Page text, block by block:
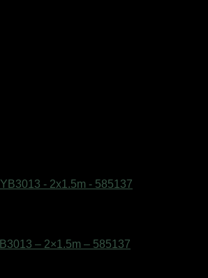
– 2×1.5m – 585137